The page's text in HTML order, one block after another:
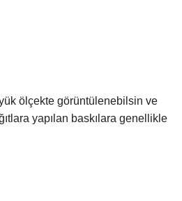
ölçekte görüntülenebilsin ve
yapılan baskılara genellikle